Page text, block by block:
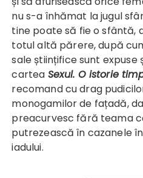
nu s-a înhămat la jugul
tine poate să fie o sfântă,
totul altă părere, după
sale științifice sunt
cartea Sexul. O istorie
recomand cu drag
monogamilor de fațadă,
preacurvesc fără teama
putrezească în cazanele
iadului.